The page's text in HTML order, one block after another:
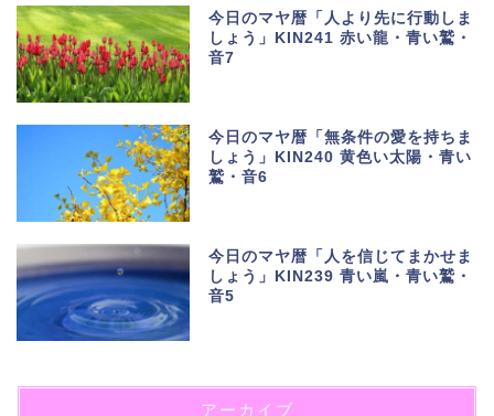
今日のマヤ暦「人より先に行動しま
しょう」KIN241 赤い龍・青い鷲・
音7
今日のマヤ暦「無条件の愛を持ちま
しょう」KIN240 黄色い太陽・青い
鷲・音6
今日のマヤ暦「人を信じてまかせま
しょう」KIN239 青い嵐・青い鷲・
音5
アーカイブ